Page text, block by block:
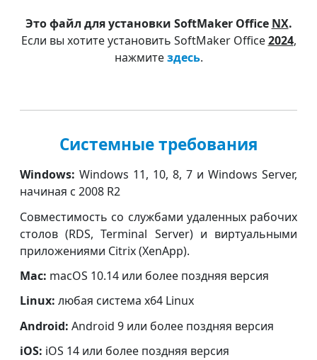
Это файл для установки SoftMaker Office NX.
Если вы хотите установить SoftMaker Office2024,
нажмитездесь.
Системные требования
Windows: Windows 11, 10, 8, 7 и Windows Server,
начиная с 2008 R2
Совместимость со службами удаленных рабочих
столов (RDS, Terminal Server) и виртуальными
приложениями Citrix (XenApp).
Mac: macOS 10.14 или более поздняя версия
Linux: любая система x64 Linux
Android: Android 9 или более поздняя версия
iOS: iOS 14 или более поздняя версия